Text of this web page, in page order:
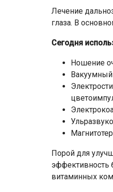
Лечение
глаза. В
Сегодня
Ношение
Порой для
эффективность
витаминных